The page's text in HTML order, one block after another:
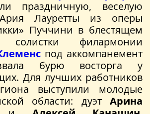
праздничную, веселую
Лауретты из оперы
Пуччини в блестящем
солистки филармонии
под аккомпанемент
бурю восторга у
Для лучших работников
выступили молодые
области: дуэт Арина